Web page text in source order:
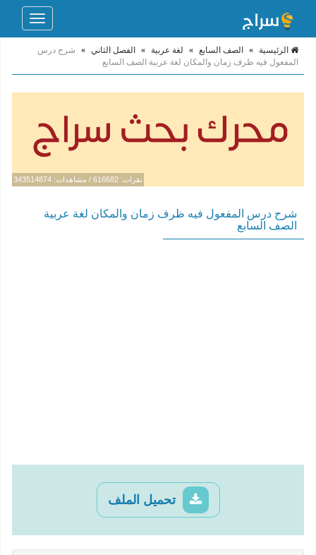
Toggle
الرئيسية » الصف السابع » لغة عربية » الفصل الثاني »
شرح درس
المفعول فيه ظرف زمان والمكان لغة عربية الصف السابع
نقرات: 616682 / مشاهدات: 343514874
شرح درس المفعول فيه ظرف زمان والمكان لغة عربية
الصف السابع
تحميل الملف